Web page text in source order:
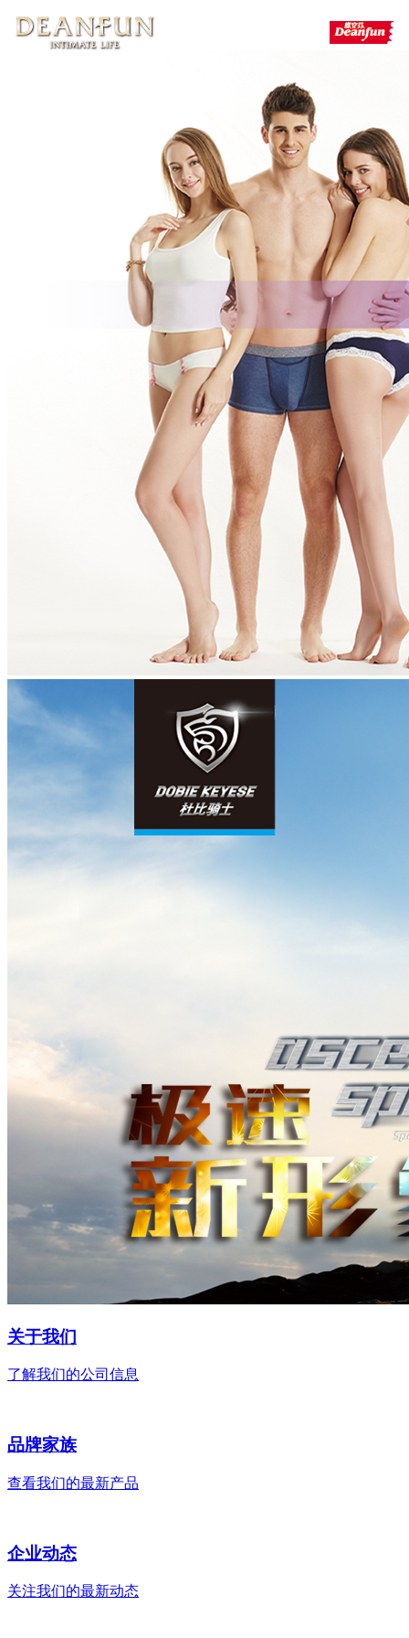
关于我们
了解我们的公司信息
品牌家族
查看我们的最新产品
企业动态
关注我们的最新动态